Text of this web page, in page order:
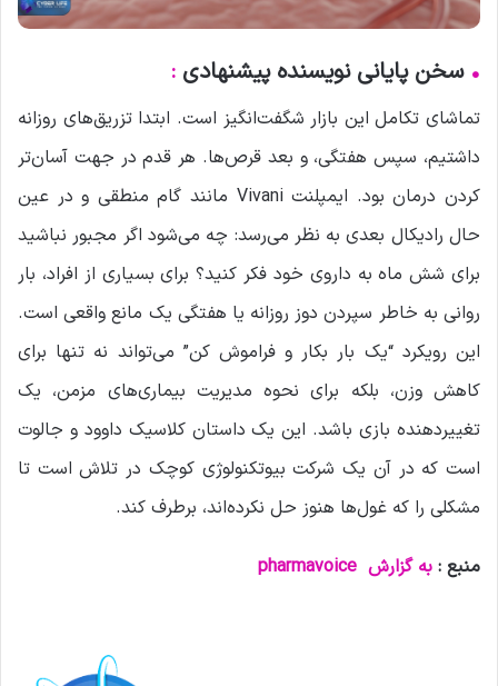
•سخن پایانی نویسنده پیشنهادی :
تماشای تکامل این بازار شگفت‌انگیز است. ابتدا تزریق‌های روزانه
داشتیم، سپس هفتگی، و بعد قرص‌ها. هر قدم در جهت آسان‌تر
کردن درمان بود. ایمپلنت Vivani مانند گام منطقی و در عین
حال رادیکال بعدی به نظر می‌رسد: چه می‌شود اگر مجبور نباشید
برای شش ماه به داروی خود فکر کنید؟ برای بسیاری از افراد، بار
روانی به خاطر سپردن دوز روزانه یا هفتگی یک مانع واقعی است.
این رویکرد “یک بار بکار و فراموش کن” می‌تواند نه تنها برای
کاهش وزن، بلکه برای نحوه مدیریت بیماری‌های مزمن، یک
تغییردهنده بازی باشد. این یک داستان کلاسیک داوود و جالوت
است که در آن یک شرکت بیوتکنولوژی کوچک در تلاش است تا
مشکلی را که غول‌ها هنوز حل نکرده‌اند، برطرف کند.
منبع : به گزارش pharmavoice